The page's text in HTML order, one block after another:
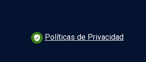
verified_user Políticas de Privacidad